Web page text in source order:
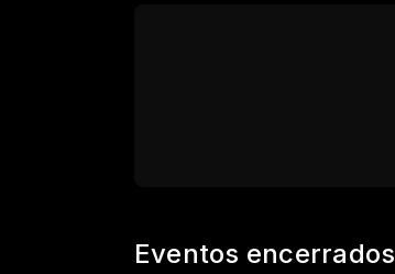
Eventos encerrados